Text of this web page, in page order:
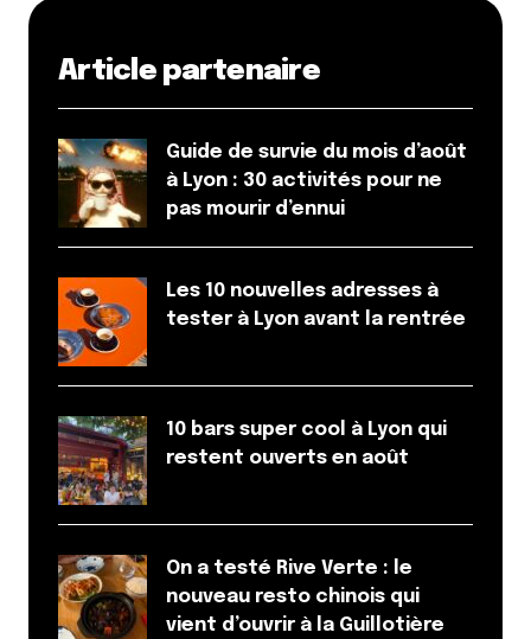
Article partenaire
Guide de survie du mois d’août
à Lyon : 30 activités pour ne
pas mourir d’ennui
Les 10 nouvelles adresses à
tester à Lyon avant la rentrée
10 bars super cool à Lyon qui
restent ouverts en août
On a testé Rive Verte : le
nouveau resto chinois qui
vient d’ouvrir à la Guillotière